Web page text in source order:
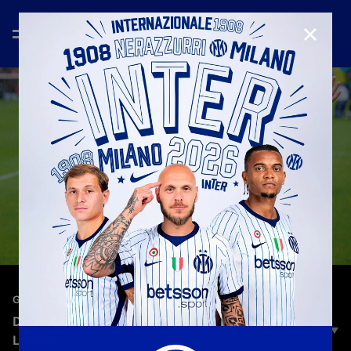
GOAL GALLERY—26 lug 2022
DEJAN STANKOVIC | TUTTI I SUOI 42 GOL CON
L'INTER